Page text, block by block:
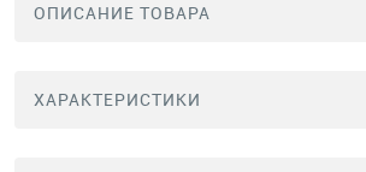
ОПИСАНИЕ ТОВАРА
ХАРАКТЕРИСТИКИ